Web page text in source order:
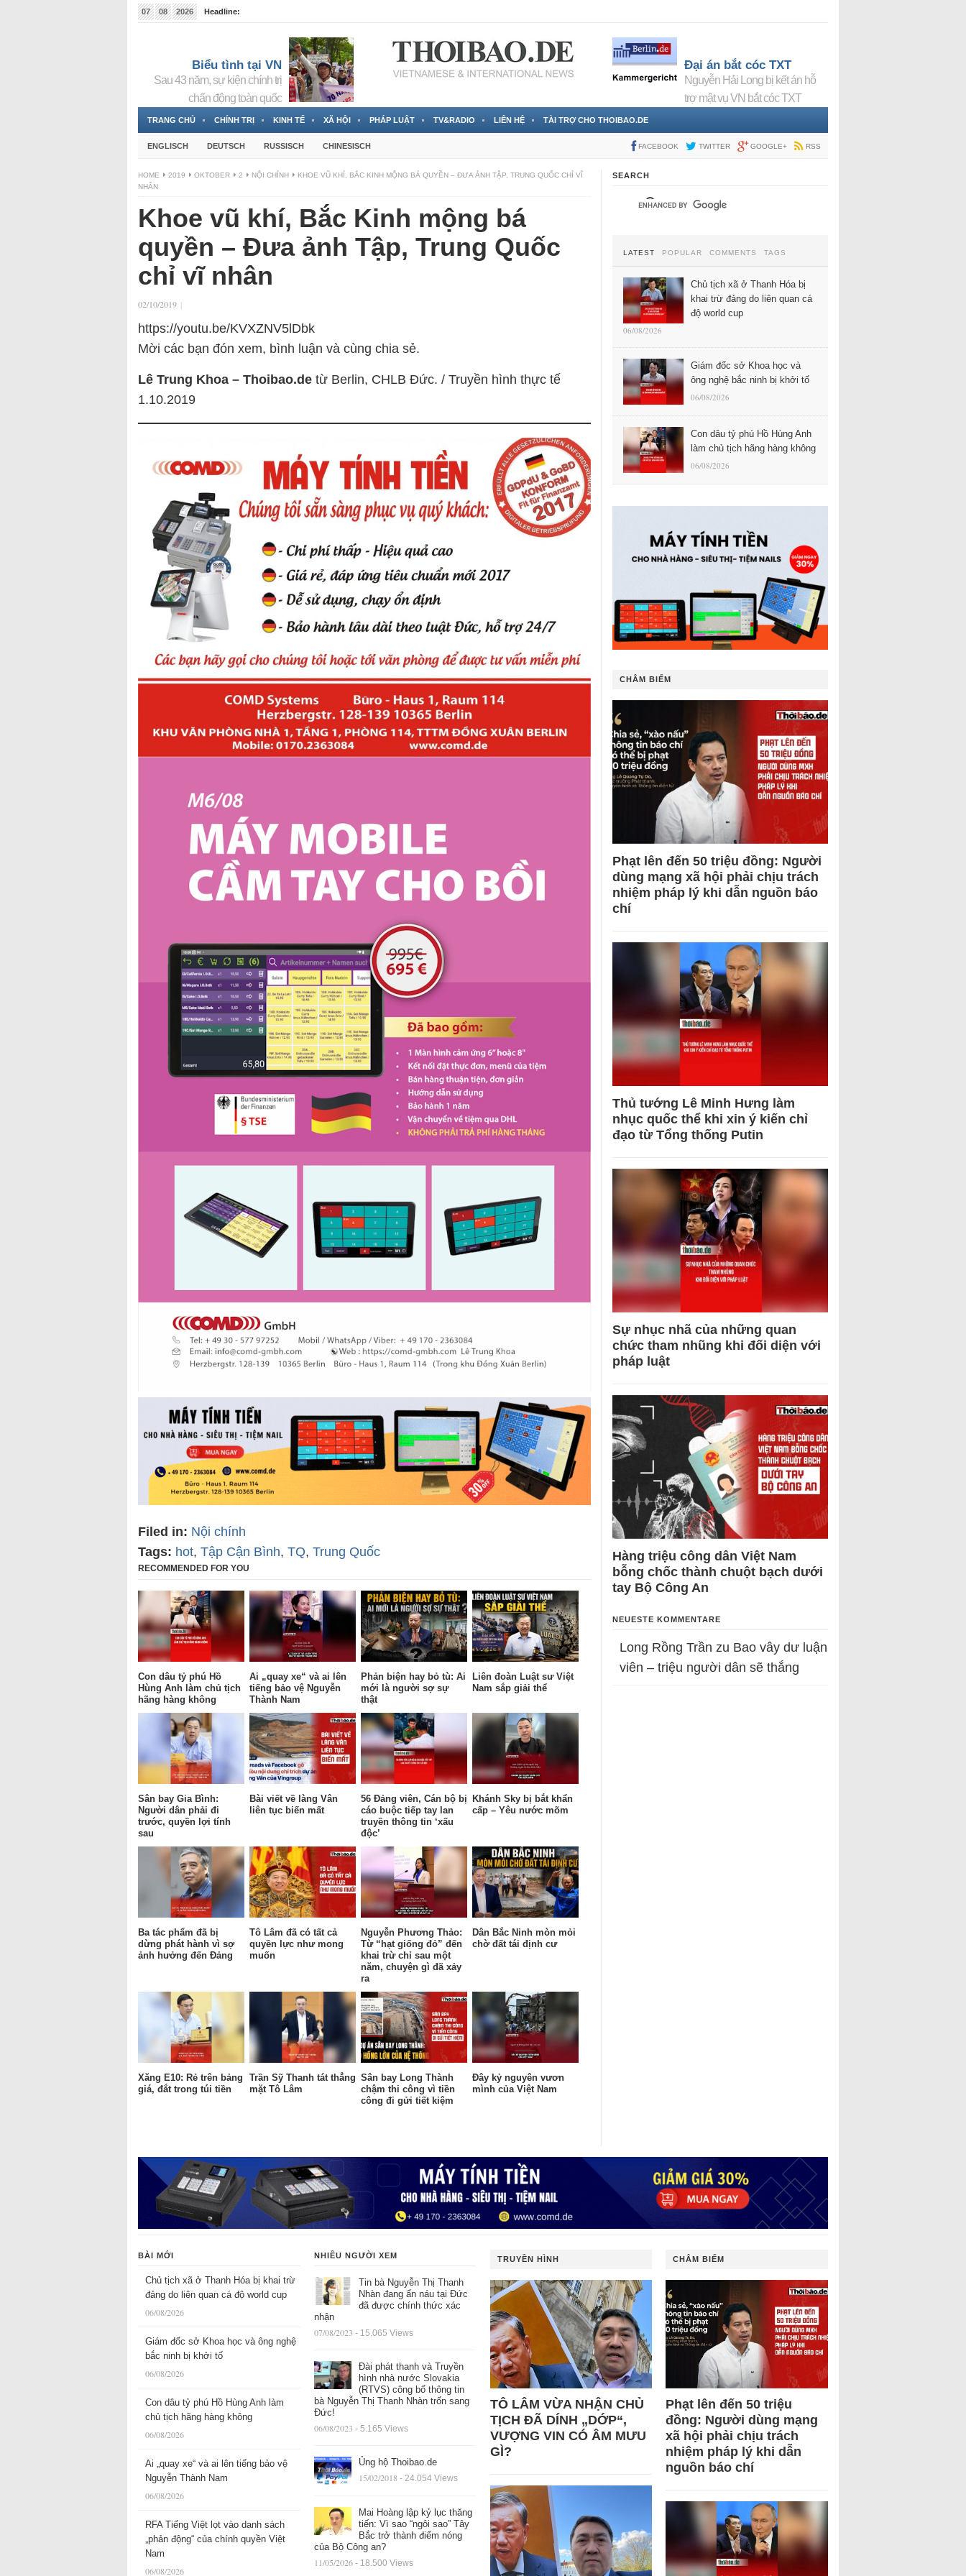
07 08 2026
Headline:
Biểu tình tại VN
Sau 43 năm, sự kiện chính trị
chấn động toàn quốc
Đại án bắt cóc TXT
Nguyễn Hải Long bị kết án hỗ
trợ mật vụ VN bắt cóc TXT
TRANG CHỦ CHÍNH TRỊ KINH TẾ XÃ HỘI PHÁP LUẬT TV&RADIO LIÊN HỆ TÀI TRỢ CHO THOIBAO.DE
ENGLISCH DEUTSCH RUSSISCH CHINESISCH FACEBOOK TWITTER GOOGLE+ RSS
HOME 2019 OKTOBER 2 NỘI CHÍNH
KHOE VŨ KHÍ, BẮC KINH MỘNG BÁ QUYỀN – ĐƯA ẢNH TẬP, TRUNG QUỐC CHỈ VĨ
NHÂN
Khoe vũ khí, Bắc Kinh mộng bá
quyền – Đưa ảnh Tập, Trung Quốc
chỉ vĩ nhân
02/10/2019 |
https://youtu.be/KVXZNV5lDbk
Mời các bạn đón xem, bình luận và cùng chia sẻ.
Lê Trung Khoa – Thoibao.de từ Berlin, CHLB Đức. / Truyền hình thực tế
1.10.2019
Filed in: Nội chính
Tags: hot, Tập Cận Bình, TQ, Trung Quốc
RECOMMENDED FOR YOU
Con dâu tỷ phú Hồ
Hùng Anh làm chủ tịch
hãng hàng không
Ai „quay xe“ và ai lên
tiếng bảo vệ Nguyễn
Thành Nam
Phản biện hay bỏ tù: Ai
mới là người sợ sự
thật
Liên đoàn Luật sư Việt
Nam sắp giải thể
Sân bay Gia Bình:
Người dân phải đi
trước, quyền lợi tính
sau
Bài viết về làng Vân
liên tục biến mất
56 Đảng viên, Cán bộ bị
cáo buộc tiếp tay lan
truyền thông tin ‘xấu
độc’
Khánh Sky bị bắt khẩn
cấp – Yêu nước mõm
Ba tác phẩm đã bị
dừng phát hành vì sợ
ảnh hưởng đến Đảng
Tô Lâm đã có tất cả
quyền lực như mong
muốn
Nguyễn Phương Thảo:
Từ “hạt giống đỏ” đến
khai trừ chỉ sau một
năm, chuyện gì đã xảy
ra
Dân Bắc Ninh mòn mỏi
chờ đất tái định cư
Xăng E10: Rẻ trên bảng
giá, đắt trong túi tiền
Trần Sỹ Thanh tát thẳng
mặt Tô Lâm
Sân bay Long Thành
chậm thi công vì tiền
công đi gửi tiết kiệm
Đây kỷ nguyên vươn
mình của Việt Nam
SEARCH
LATEST POPULAR COMMENTS TAGS
Chủ tịch xã ở Thanh Hóa bị
khai trừ đảng do liên quan cá
độ world cup
06/08/2026
Giám đốc sở Khoa học và
ông nghệ bắc ninh bị khởi tố
06/08/2026
Con dâu tỷ phú Hồ Hùng Anh
làm chủ tịch hãng hàng không
06/08/2026
CHÂM BIẾM
Phạt lên đến 50 triệu đồng: Người
dùng mạng xã hội phải chịu trách
nhiệm pháp lý khi dẫn nguồn báo
chí
Thủ tướng Lê Minh Hưng làm
nhục quốc thể khi xin ý kiến chỉ
đạo từ Tổng thống Putin
Sự nhục nhã của những quan
chức tham nhũng khi đối diện với
pháp luật
Hàng triệu công dân Việt Nam
bỗng chốc thành chuột bạch dưới
tay Bộ Công An
NEUESTE KOMMENTARE
Long Rồng Trần zu Bao vây dư luận
viên – triệu người dân sẽ thắng
BÀI MỚI
Chủ tịch xã ở Thanh Hóa bị khai trừ
đảng do liên quan cá độ world cup
06/08/2026
Giám đốc sở Khoa học và ông nghệ
bắc ninh bị khởi tố
06/08/2026
Con dâu tỷ phú Hồ Hùng Anh làm
chủ tịch hãng hàng không
06/08/2026
Ai „quay xe“ và ai lên tiếng bảo vệ
Nguyễn Thành Nam
06/08/2026
RFA Tiếng Việt lọt vào danh sách
„phản động“ của chính quyền Việt
Nam
06/08/2026
NHIỀU NGƯỜI XEM
Tin bà Nguyễn Thị Thanh
Nhàn đang ẩn náu tại Đức
đã được chính thức xác
nhận
07/08/2023 - 15.065 Views
Đài phát thanh và Truyền
hình nhà nước Slovakia
(RTVS) công bố thông tin
bà Nguyễn Thị Thanh Nhàn trốn sang
Đức!
06/08/2023 - 5.165 Views
Ủng hộ Thoibao.de
15/02/2018 - 24.054 Views
Mai Hoàng lập kỷ lục thăng
tiến: Vì sao “ngôi sao” Tây
Bắc trở thành điểm nóng
của Bộ Công an?
11/05/2026 - 18.500 Views
TRUYỀN HÌNH
TÔ LÂM VỪA NHẬN CHỦ
TỊCH ĐÃ DÍNH „DỚP“,
VƯỢNG VIN CÓ ÂM MƯU
GÌ?
CHÂM BIẾM
Phạt lên đến 50 triệu
đồng: Người dùng mạng
xã hội phải chịu trách
nhiệm pháp lý khi dẫn
nguồn báo chí